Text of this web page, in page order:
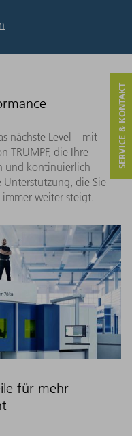
nächste Level – mit
TRUMPF, die Ihre
und kontinuierlich
die Sie
weiter steigt.
für mehr
SERVICE & KONTAKT